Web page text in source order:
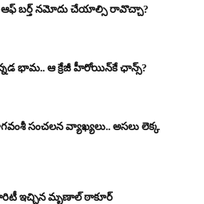
ఆఫ్ బర్త్ నమోదు చేయాల్సి రావొచ్చా?
భామ.. ఆ క్రేజీ హీరోయిన్‌కే ఛాన్స్?
సంచలన వ్యాఖ్యలు.. అసలు లెక్క
ఇచ్చిన మృణాల్ ఠాకూర్‌